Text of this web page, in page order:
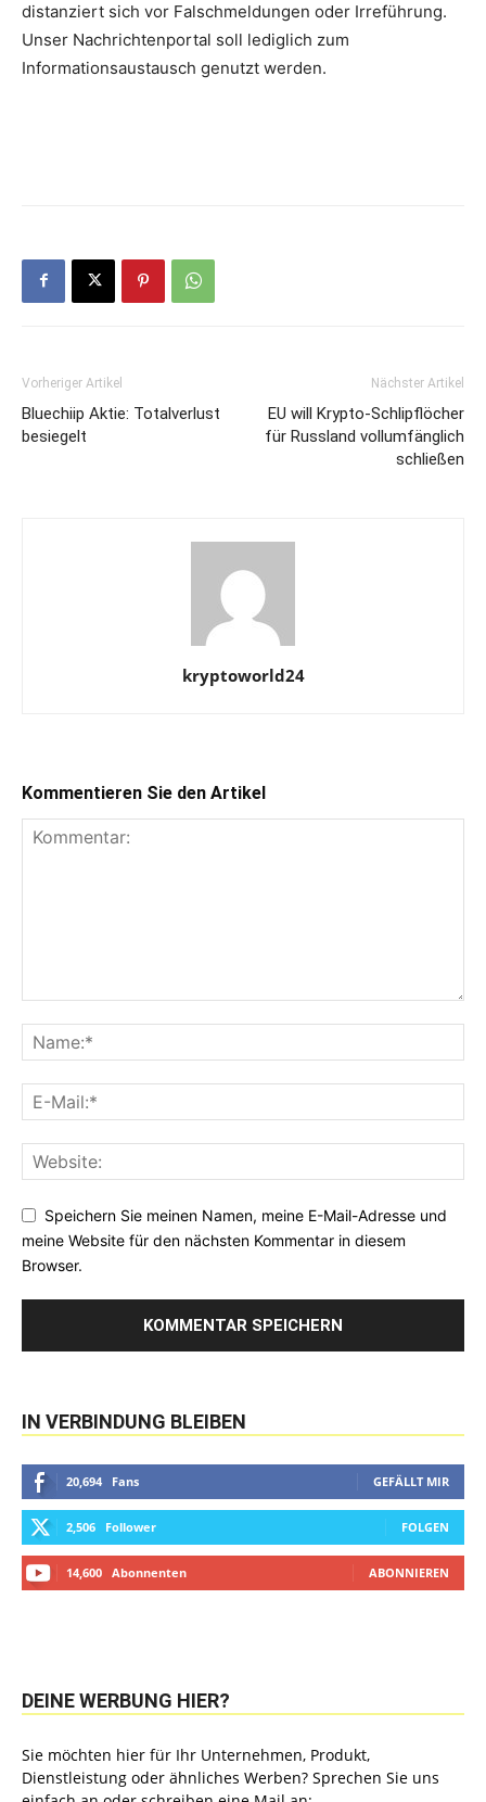
distanziert sich vor Falschmeldungen oder Irreführung.
Unser Nachrichtenportal soll lediglich zum
Informationsaustausch genutzt werden.
Vorheriger Artikel
Bluechiip Aktie: Totalverlust
besiegelt
Nächster Artikel
EU will Krypto-Schlipflöcher
für Russland vollumfänglich
schließen
kryptoworld24
Kommentieren Sie den Artikel
Speichern Sie meinen Namen, meine E-Mail-Adresse und
meine Website für den nächsten Kommentar in diesem
Browser.
IN VERBINDUNG BLEIBEN
20,694 Fans GEFÄLLT MIR
2,506 Follower FOLGEN
14,600 Abonnenten ABONNIEREN
DEINE WERBUNG HIER?
Sie möchten hier für Ihr Unternehmen, Produkt,
Dienstleistung oder ähnliches Werben? Sprechen Sie uns